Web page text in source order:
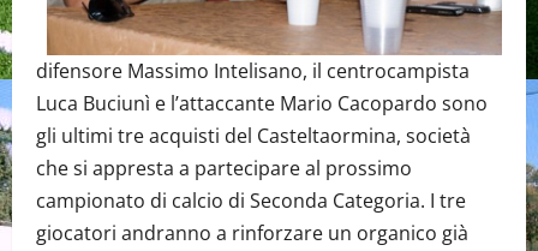
difensore Massimo Intelisano, il centrocampista
Luca Buciunì e l’attaccante Mario Cacopardo sono
gli ultimi tre acquisti del Casteltaormina, società
che si appresta a partecipare al prossimo
campionato di calcio di Seconda Categoria. I tre
giocatori andranno a rinforzare un organico già